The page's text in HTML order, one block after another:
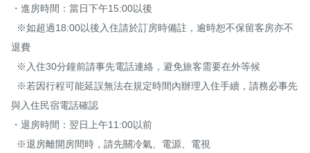
・進房時間：當日下午15:00以後
退費
與入住民宿電話確認
・退房時間：翌日上午11:00以前